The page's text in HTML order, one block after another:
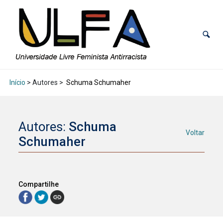
Início > Autores > Schuma Schumaher
Autores: Schuma
Schumaher
Voltar
Compartilhe